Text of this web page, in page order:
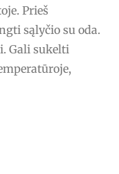
Prieš
sąlyčio su oda.
Gali sukelti